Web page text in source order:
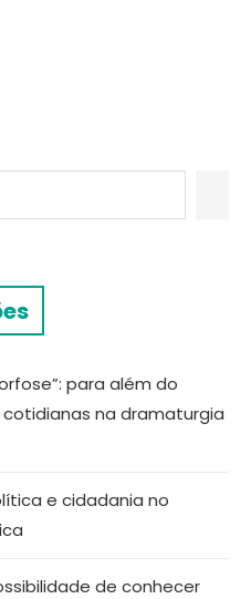
para além do
na dramaturgia
e cidadania no
de conhecer